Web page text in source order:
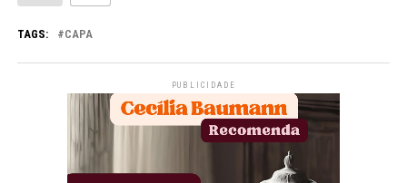
TAGS: CAPA
PUBLICIDADE